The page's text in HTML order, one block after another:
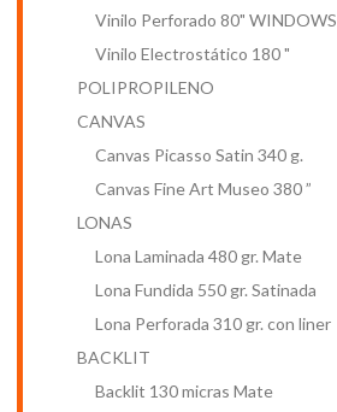
Vinilo Perforado 80" WINDOWS
Vinilo Electrostático 180 "
POLIPROPILENO
CANVAS
Canvas Picasso Satin 340 g.
Canvas Fine Art Museo 380 ”
LONAS
Lona Laminada 480 gr. Mate
Lona Fundida 550 gr. Satinada
Lona Perforada 310 gr. con liner
BACKLIT
Backlit 130 micras Mate
Información